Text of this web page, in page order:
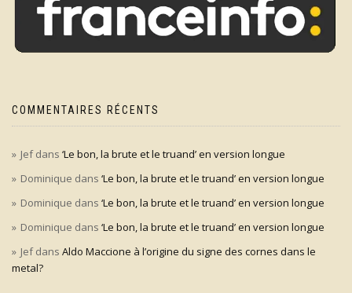
COMMENTAIRES RÉCENTS
Jefdans ‘Le bon, la brute et le truand’ en version longue
Dominique dans ‘Le bon, la brute et le truand’ en version longue
Dominique dans ‘Le bon, la brute et le truand’ en version longue
Dominique dans ‘Le bon, la brute et le truand’ en version longue
Jefdans Aldo Maccione à l’origine du signe des cornes dans le
metal?